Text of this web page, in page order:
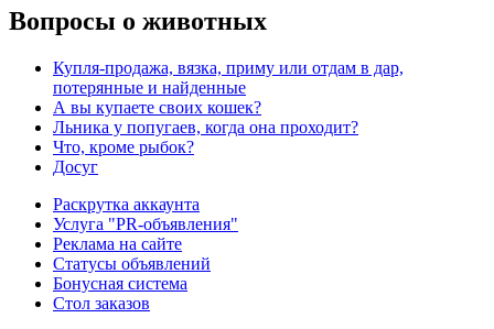
Вопросы о животных
Купля-продажа, вязка, приму или отдам в дар,
потерянные и найденные
А вы купаете своих кошек?
Льника у попугаев, когда она проходит?
Что, кроме рыбок?
Досуг
Раскрутка аккаунта
Услуга "PR-объявления"
Реклама на сайте
Статусы объявлений
Бонусная система
Стол заказов